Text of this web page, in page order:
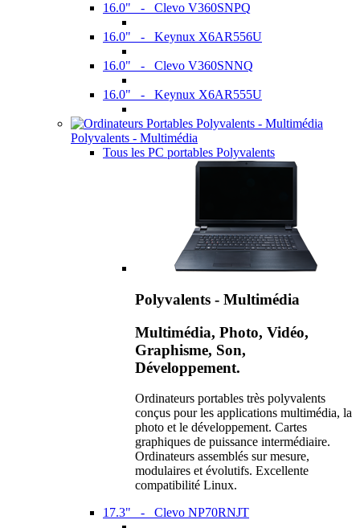
16.0" - Clevo V360SNPQ
16.0" - Keynux X6AR556U
16.0" - Clevo V360SNNQ
16.0" - Keynux X6AR555U
Polyvalents - Multimédia
Tous les PC portables Polyvalents
Polyvalents - Multimédia
Multimédia, Photo, Vidéo,
Graphisme, Son,
Développement.
Ordinateurs portables très polyvalents
conçus pour les applications multimédia, la
photo et le développement. Cartes
graphiques de puissance intermédiaire.
Ordinateurs assemblés sur mesure,
modulaires et évolutifs. Excellente
compatibilité Linux.
17.3" - Clevo NP70RNJT